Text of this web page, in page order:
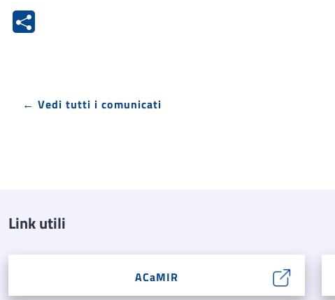
← Vedi tutti i comunicati
Link utili
ACaMIR